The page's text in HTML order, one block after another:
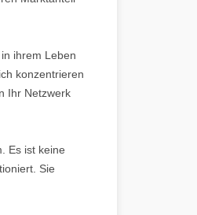
ihrem Leben
konzentrieren
Ihr Netzwerk
Es ist keine
Sie